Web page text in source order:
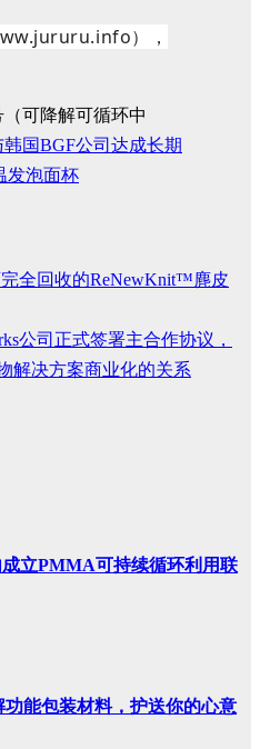
），
可降解可循环中
国BGF公司达成长期
发泡面杯
全回收的ReNewKnit™麂皮
公司正式签署主合作协议，
解决方案商业化的关系
立PMMA可持续循环利用联
能包装材料，护送你的心意